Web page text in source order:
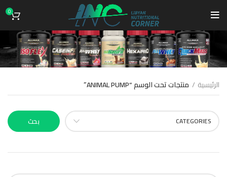
0
ANIMAL PUMP
الرئيسية منتجات تحت الوسم “ANIMAL PUMP”
CATEGORIES بحث